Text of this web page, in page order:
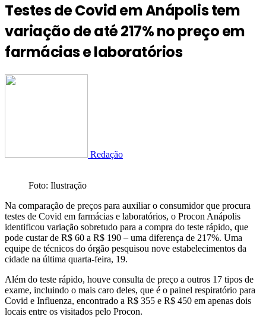
Testes de Covid em Anápolis tem
variação de até 217% no preço em
farmácias e laboratórios
Redação
Foto: Ilustração
Na comparação de preços para auxiliar o consumidor que procura
testes de Covid em farmácias e laboratórios, o Procon Anápolis
identificou variação sobretudo para a compra do teste rápido, que
pode custar de R$ 60 a R$ 190 – uma diferença de 217%. Uma
equipe de técnicos do órgão pesquisou nove estabelecimentos da
cidade na última quarta-feira, 19.
Além do teste rápido, houve consulta de preço a outros 17 tipos de
exame, incluindo o mais caro deles, que é o painel respiratório para
Covid e Influenza, encontrado a R$ 355 e R$ 450 em apenas dois
locais entre os visitados pelo Procon.